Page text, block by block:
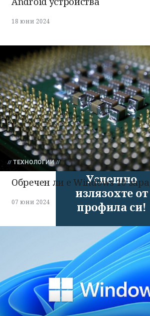
Успешно
излязохте от
профила си!
18 юни 2024
ТЕХНОЛОГИИ
Обречен ли е Windows 10
07 юни 2024